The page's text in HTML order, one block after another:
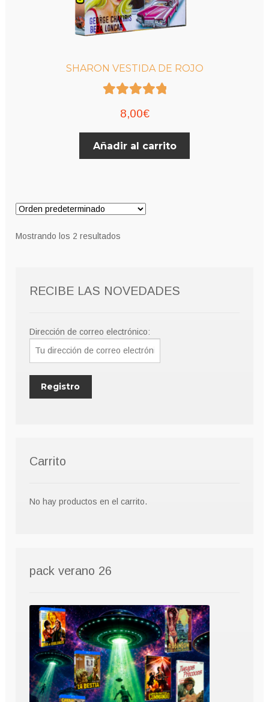
SHARON VESTIDA DE ROJO
8,00€
Añadir al carrito
Mostrando los 2 resultados
RECIBE LAS NOVEDADES
Dirección de correo electrónico:
Carrito
No hay productos en el carrito.
pack verano 26